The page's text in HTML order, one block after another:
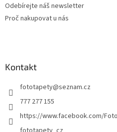
Odebírejte náš newsletter
Proč nakupovat u nás
Kontakt
fototapety@seznam.cz
777 277 155
https://www.facebook.com/